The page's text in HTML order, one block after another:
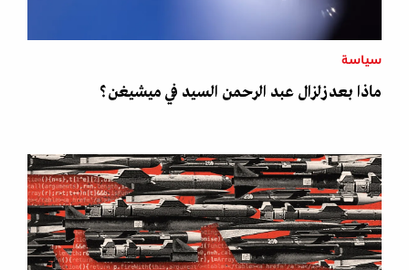
سياسة
ماذا بعد زلزال عبد الرحمن السيد في ميشيغن؟